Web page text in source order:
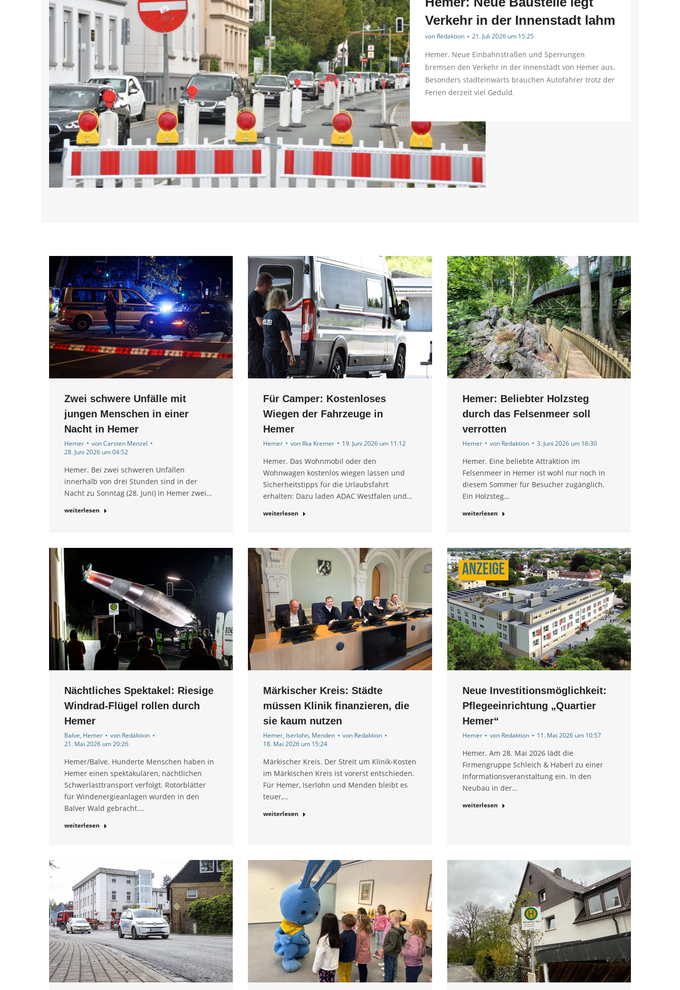
Verkehr in der Innenstadt lahm
von Redaktion 21. Juli 2026 um 15:25
Hemer. Neue Einbahnstraßen und Sperrungen
bremsen den Verkehr in der Innenstadt von Hemer aus.
Besonders stadteinwärts brauchen Autofahrer trotz der
Ferien derzeit viel Geduld.
Zwei schwere Unfälle mit
jungen Menschen in einer
Nacht in Hemer
Hemer vonCarsten Menzel
28. Juni 2026 um 04:52
Hemer. Bei zwei schweren Unfällen
innerhalb von drei Stunden sind in der
Nacht zu Sonntag (28. Juni) in Hemer zwei…
weiterlesen
Für Camper: Kostenloses
Wiegen der Fahrzeuge in
Hemer
Hemer von Ilka Kremer 19. Juni 2026 um 11:12
Hemer. Das Wohnmobil oder den
Wohnwagen kostenlos wiegen lassen und
Sicherheitstipps für die Urlaubsfahrt
erhalten: Dazu laden ADAC Westfalen und…
weiterlesen
Hemer: Beliebter Holzsteg
durch das Felsenmeer soll
verrotten
Hemer von Redaktion 3. Juni 2026 um 16:30
Hemer. Eine beliebte Attraktion im
Felsenmeer in Hemer ist wohl nur noch in
diesem Sommer für Besucher zugänglich.
Ein Holzsteg…
weiterlesen
Nächtliches Spektakel: Riesige
Windrad-Flügel rollen durch
Hemer
Balve, Hemer von Redaktion
21. Mai 2026 um 20:26
Hemer/Balve. Hunderte Menschen haben in
Hemer einen spektakulären, nächtlichen
Schwerlasttransport verfolgt. Rotorblätter
für Windenergieanlagen wurden in den
Balver Wald gebracht.…
weiterlesen
Märkischer Kreis: Städte
müssen Klinik finanzieren, die
sie kaum nutzen
Hemer, Iserlohn, Menden von Redaktion
18. Mai 2026 um 15:24
Märkischer Kreis. Der Streit um Klinik-Kosten
im Märkischen Kreis ist vorerst entschieden.
Für Hemer, Iserlohn und Menden bleibt es
teuer,…
weiterlesen
Neue Investitionsmöglichkeit:
Pflegeeinrichtung „Quartier
Hemer“
Hemer von Redaktion 11. Mai 2026 um 10:57
Hemer. Am 28. Mai 2026 lädt die
Firmengruppe Schleich & Haberl zu einer
Informationsveranstaltung ein. In den
Neubau in der…
weiterlesen